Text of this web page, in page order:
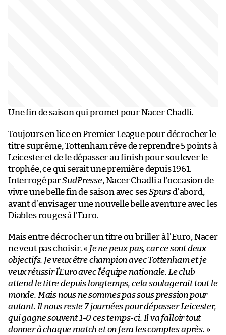
Une fin de saison qui promet pour Nacer Chadli.
Toujours en lice en Premier League pour décrocher le
titre suprême, Tottenham rêve de reprendre 5 points à
Leicester et de le dépasser au finish pour soulever le
trophée, ce qui serait une première depuis 1961.
Interrogé parSudPresse, Nacer Chadli a l’occasion de
vivre une belle fin de saison avec sesSpursd’abord,
avant d’envisager une nouvelle belle aventure avec les
Diables rouges à l’Euro.
Mais entre décrocher un titre ou briller à l’Euro, Nacer
ne veut pas choisir. « Je ne peux pas, car ce sont deux
objectifs. Je veux être champion avec Tottenham et je
veux réussir l’Euro avec l’équipe nationale. Le club
attend le titre depuis longtemps, cela soulagerait tout le
monde. Mais nous ne sommes pas sous pression pour
autant. Il nous reste 7 journées pour dépasser Leicester,
qui gagne souvent 1-0 ces temps-ci. Il va falloir tout
donner à chaque match et on fera les comptes après. »